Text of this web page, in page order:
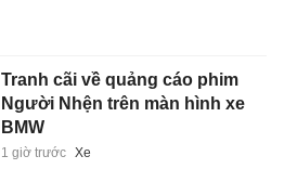
Tranh cãi về quảng cáo phim
Người Nhện trên màn hình xe
BMW
1 giờ trước Xe